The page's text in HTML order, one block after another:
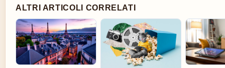
ALTRI ARTICOLI CORRELATI